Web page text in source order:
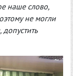
наше слово,
не могли
допустить